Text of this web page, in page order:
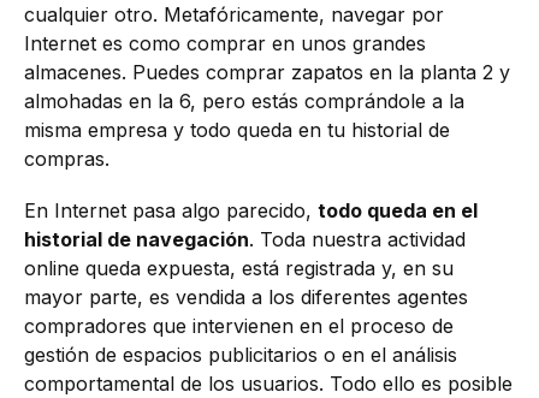
cualquier otro. Metafóricamente, navegar por
Internet es como comprar en unos grandes
almacenes. Puedes comprar zapatos en la planta 2 y
almohadas en la 6, pero estás comprándole a la
misma empresa y todo queda en tu historial de
compras.
En Internet pasa algo parecido, todo queda en el
historial de navegación. Toda nuestra actividad
online queda expuesta, está registrada y, en su
mayor parte, es vendida a los diferentes agentes
compradores que intervienen en el proceso de
gestión de espacios publicitarios o en el análisis
comportamental de los usuarios. Todo ello es posible